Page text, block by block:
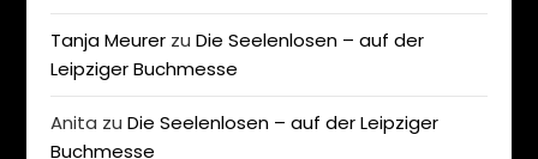
Tanja Meurer zuDie Seelenlosen – auf der
Leipziger Buchmesse
Anita zuDie Seelenlosen – auf der Leipziger
Buchmesse